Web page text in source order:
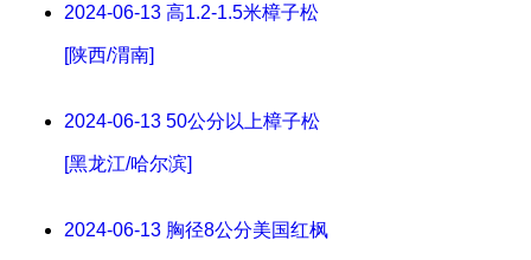
2024-06-13 高1.2-1.5米樟子松
[陕西/渭南]
2024-06-13 50公分以上樟子松
[黑龙江/哈尔滨]
2024-06-13 胸径8公分美国红枫